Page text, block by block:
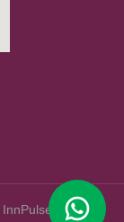
InnPulse